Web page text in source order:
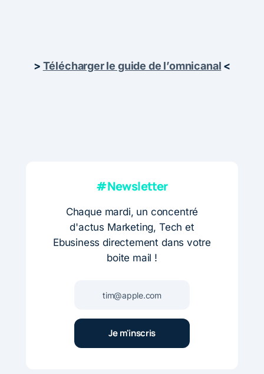
> Télécharger le guide de l’omnicanal <
#Newsletter
Chaque mardi, un concentré
d'actus Marketing, Tech et
Ebusiness directement dans votre
boite mail !